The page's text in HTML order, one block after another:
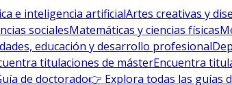
e inteligencia artificialArtes creativas y
socialesMatemáticas y ciencias físicas
educación y desarrollo profesional
titulaciones de másterEncuentra
de doctorado👉 Explora todas las guías